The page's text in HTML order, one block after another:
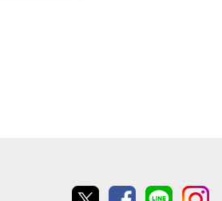
Twitter Facebookline